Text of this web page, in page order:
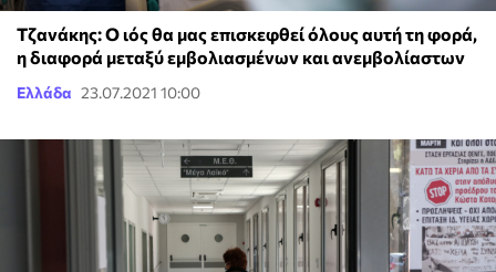
Τζανάκης: Ο ιός θα μας επισκεφθεί όλους αυτή τη φορά,
η διαφορά μεταξύ εμβολιασμένων και ανεμβολίαστων
Ελλάδα 23.07.2021 10:00